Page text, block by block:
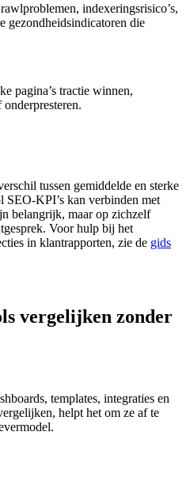
indexeringsrisico’s,
gezondheidsindicatoren die
pagina’s tractie winnen,
tussen gemiddelde en sterke
SEO-KPI’s kan verbinden met
belangrijk, maar op zichzelf
Voor hulp bij het
in klantrapporten, zie de gids
vergelijken zonder
templates, integraties en
helpt het om ze af te